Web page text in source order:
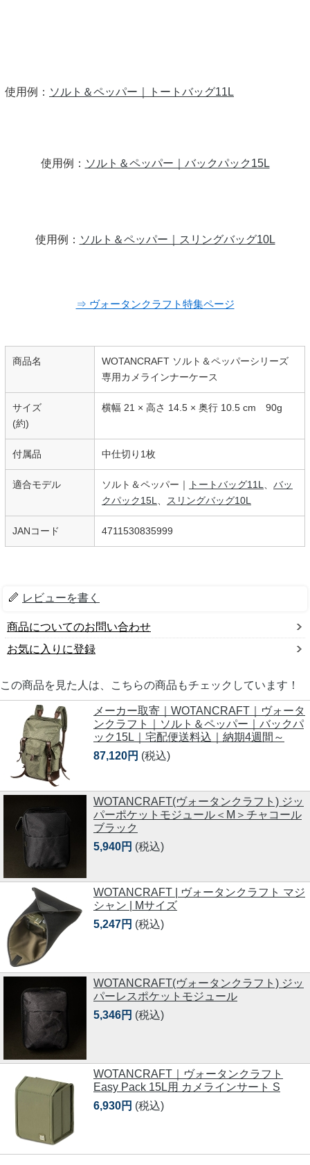
使用例： ソルト＆ペッパー｜トートバッグ11L
使用例： ソルト＆ペッパー｜バックパック15L
使用例： ソルト＆ペッパー｜スリングバッグ10L
⇒ ヴォータンクラフト特集ページ
商品名
WOTANCRAFT ソルト＆ペッパーシリーズ
専用カメラインナーケース
サイズ
(約)
横幅 21 × 高さ 14.5 × 奥行 10.5 cm 90g
付属品 中仕切り1枚
適合モデル ソルト＆ペッパー｜ トートバッグ11L、 バッ
クパック15L、 スリングバッグ10L
JANコード 4711530835999
レビューを書く
商品についてのお問い合わせ
お気に入りに登録
この商品を見た人は、こちらの商品もチェックしています！
メーカー取寄｜WOTANCRAFT｜ヴォータ
ンクラフト｜ソルト＆ペッパー｜バックパ
ック15L｜宅配便送料込｜納期4週間～
87,120円 (税込)
WOTANCRAFT(ヴォータンクラフト) ジッ
パーポケットモジュール＜M＞チャコール
ブラック
5,940円 (税込)
WOTANCRAFT | ヴォータンクラフト マジ
シャン | Mサイズ
5,247円 (税込)
WOTANCRAFT(ヴォータンクラフト) ジッ
パーレスポケットモジュール
5,346円 (税込)
WOTANCRAFT｜ヴォータンクラフト
Easy Pack 15L用 カメラインサート S
6,930円 (税込)